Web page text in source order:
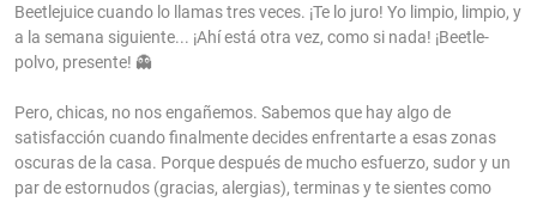
Beetlejuice cuando lo llamas tres veces. ¡Te lo juro! Yo limpio, limpio, y
a la semana siguiente... ¡Ahí está otra vez, como si nada! ¡Beetle-
polvo, presente! 👻
Pero, chicas, no nos engañemos. Sabemos que hay algo de
satisfacción cuando finalmente decides enfrentarte a esas zonas
oscuras de la casa. Porque después de mucho esfuerzo, sudor y un
par de estornudos (gracias, alergias), terminas y te sientes como